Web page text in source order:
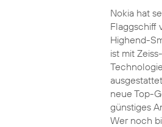
Nokia hat
Flaggschiff
Highend-
ist mit
neue Top-
günstiges
Wer noch